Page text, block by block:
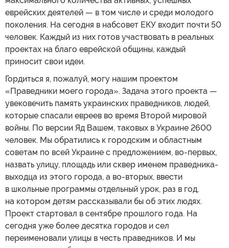
еврейских деятелей — в том числе и среди молодого
поколения. На сегодня в набсовет ЕКУ входит почти 50
человек. Каждый из них готов участвовать в реальных
проектах на благо еврейской общины, каждый
приносит свои идеи.
Гордиться я, пожалуй, могу нашим проектом
«Праведники моего города». Задача этого проекта —
увековечить память украинских праведников, людей,
которые спасали евреев во время Второй мировой
войны. По версии Яд Вашем, таковых в Украине 2600
человек. Мы обратились к городским и областным
советам по всей Украине с предложением, во-первых,
назвать улицу, площадь или сквер именем праведника-
выходца из этого города, а во-вторых, ввести
в школьные программы отдельный урок, раз в год,
на котором детям рассказывали бы об этих людях.
Проект стартовал в сентябре прошлого года. На
сегодня уже более десятка городов и сел
переименовали улицы в честь праведников. И мы